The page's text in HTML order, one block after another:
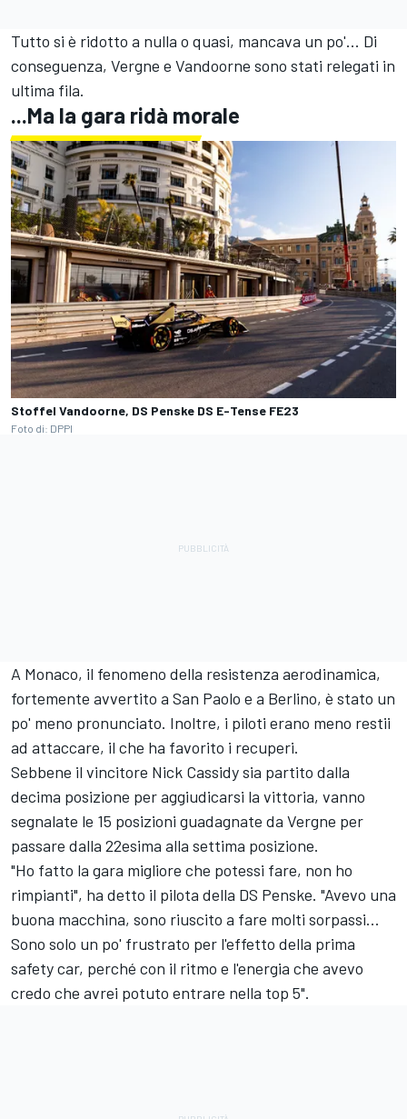
Tutto si è ridotto a nulla o quasi, mancava un po'... Di
conseguenza, Vergne e Vandoorne sono stati relegati in
ultima fila.
...Ma la gara ridà morale
Stoffel Vandoorne, DS Penske DS E-Tense FE23
Foto di: DPPI
A Monaco, il fenomeno della resistenza aerodinamica,
fortemente avvertito a San Paolo e a Berlino, è stato un
po' meno pronunciato. Inoltre, i piloti erano meno restii
ad attaccare, il che ha favorito i recuperi.
Sebbene il vincitore Nick Cassidy sia partito dalla
decima posizione per aggiudicarsi la vittoria, vanno
segnalate le 15 posizioni guadagnate da Vergne per
passare dalla 22esima alla settima posizione.
"Ho fatto la gara migliore che potessi fare, non ho
rimpianti", ha detto il pilota della DS Penske. "Avevo una
buona macchina, sono riuscito a fare molti sorpassi...
Sono solo un po' frustrato per l'effetto della prima
safety car, perché con il ritmo e l'energia che avevo
credo che avrei potuto entrare nella top 5".